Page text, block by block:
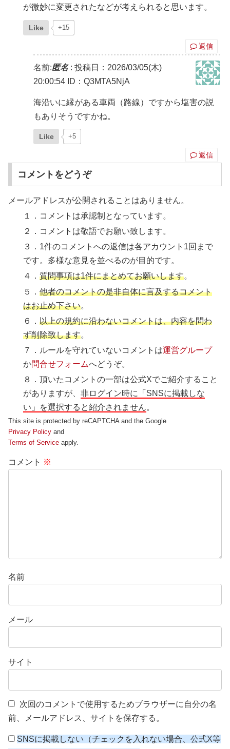
が微妙に変更されたなどが考えられると思います。
Like +15
返信
名前:匿名: 投稿日：2026/03/05(木)
20:00:54 ID：Q3MTA5NjA
海沿いに縁がある車両（路線）ですから塩害の説
もありそうですかね。
Like +5
返信
コメントをどうぞ
メールアドレスが公開されることはありません。
１．コメントは承認制となっています。
２．コメントは敬語でお願い致します。
３．1件のコメントへの返信は各アカウント1回まで
です。多様な意見を並べるのが目的です。
４．質問事項は1件にまとめてお願いします。
５．他者のコメントの是非自体に言及するコメント
はお止め下さい。
６．以上の規約に沿わないコメントは、内容を問わ
ず削除致します。
７．ルールを守れていないコメントは運営グループ
か問合せフォームへどうぞ。
８．頂いたコメントの一部は公式Xでご紹介すること
がありますが、非ログイン時に「SNSに掲載しな
い」を選択すると紹介されません。
This site is protected by reCAPTCHA and the Google
Privacy Policy and
Terms of Service apply.
コメント ※
名前
メール
サイト
次回のコメントで使用するためブラウザーに自分の名
前、メールアドレス、サイトを保存する。
SNSに掲載しない（チェックを入れない場合、公式X等